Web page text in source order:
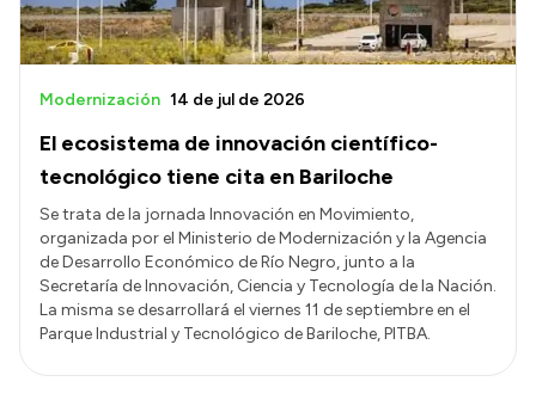
El ecosistema de innovación científico-
tecnológico tiene cita en Bariloche
Modernización 14 de jul de 2026
Se trata de la jornada Innovación en Movimiento,
organizada por el Ministerio de Modernización y la Agencia
de Desarrollo Económico de Río Negro, junto a la
Secretaría de Innovación, Ciencia y Tecnología de la Nación.
La misma se desarrollará el viernes 11 de septiembre en el
Parque Industrial y Tecnológico de Bariloche, PITBA.